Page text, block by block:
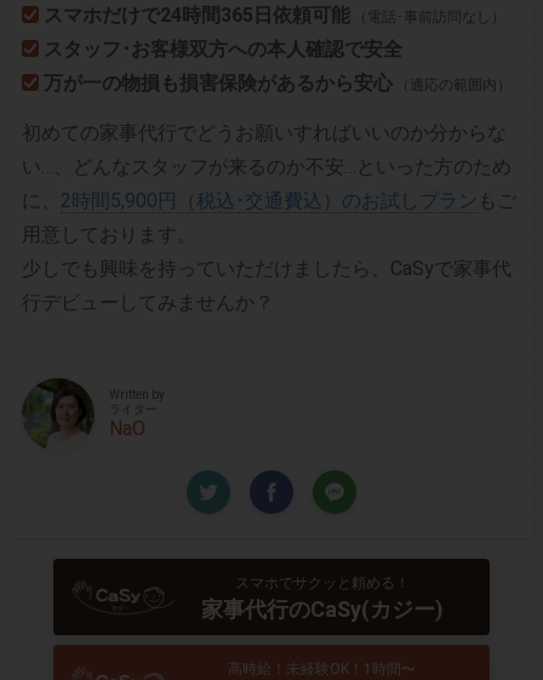
スマホだけで24時間365日依頼可能
（電話･事前訪問なし）
スタッフ･お客様双方への本人確認で安全
万が一の物損も損害保険があるから安心
（適応の範囲内）
初めての家事代行でどうお願いすればいいのか分からな
い…、どんなスタッフが来るのか不安…といった方のため
に、 2時間5,900円（税込･交通費込）のお試しプラン もご
用意しております。
少しでも興味を持っていただけましたら、CaSyで家事代
行デビューしてみませんか？
Written by
ライター
NaO
スマホでサクッと頼める！
家事代行のCaSy(カジー)
高時給！未経験OK！1時間〜